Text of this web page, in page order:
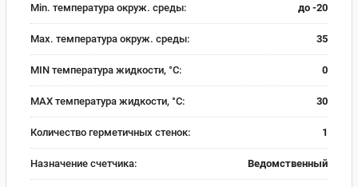
Min. температура окруж. среды: до -20
Max. температура окруж. среды: 35
MIN температура жидкости, °C: 0
MAX температура жидкости, °C: 30
Количество герметичных стенок: 1
Назначение счетчика: Ведомственный